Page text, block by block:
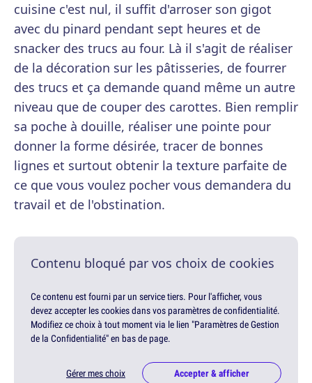
cuisine c'est nul, il suffit d'arroser son gigot
avec du pinard pendant sept heures et de
snacker des trucs au four. Là il s'agit de réaliser
de la décoration sur les pâtisseries, de fourrer
des trucs et ça demande quand même un autre
niveau que de couper des carottes. Bien remplir
sa poche à douille, réaliser une pointe pour
donner la forme désirée, tracer de bonnes
lignes et surtout obtenir la texture parfaite de
ce que vous voulez pocher vous demandera du
travail et de l'obstination.
Contenu bloqué par vos choix de cookies
Ce contenu est fourni par un service tiers. Pour l'afficher, vous
devez accepter les cookies dans vos paramètres de confidentialité.
Modifiez ce choix à tout moment via le lien "Paramètres de Gestion
de la Confidentialité" en bas de page.
Gérer mes choix Accepter & afficher